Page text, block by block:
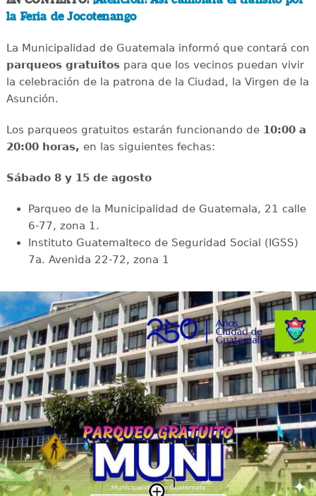
la Feria de Jocotenango
La Municipalidad de Guatemala informó que contará con
parqueos gratuitospara que los vecinos puedan vivir
la celebración de la patrona de la Ciudad, la Virgen de la
Asunción.
Los parqueos gratuitos estarán funcionando de 10:00 a
20:00 horas, en las siguientes fechas:
Sábado 8 y 15 de agosto
Parqueo de la Municipalidad de Guatemala, 21 calle
6-77, zona 1.
Instituto Guatemalteco de Seguridad Social (IGSS)
7a. Avenida 22-72, zona 1